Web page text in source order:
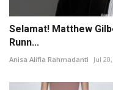
Selamat! Matthew
Runn...
Anisa Alifia Rahmadanti Jul